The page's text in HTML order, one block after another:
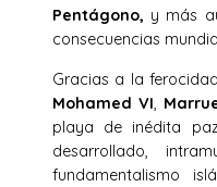
Pentágono, y más
consecuencias
Gracias a la
Mohamed VI
playa de inédita
desarrollado,
fundamentalismo